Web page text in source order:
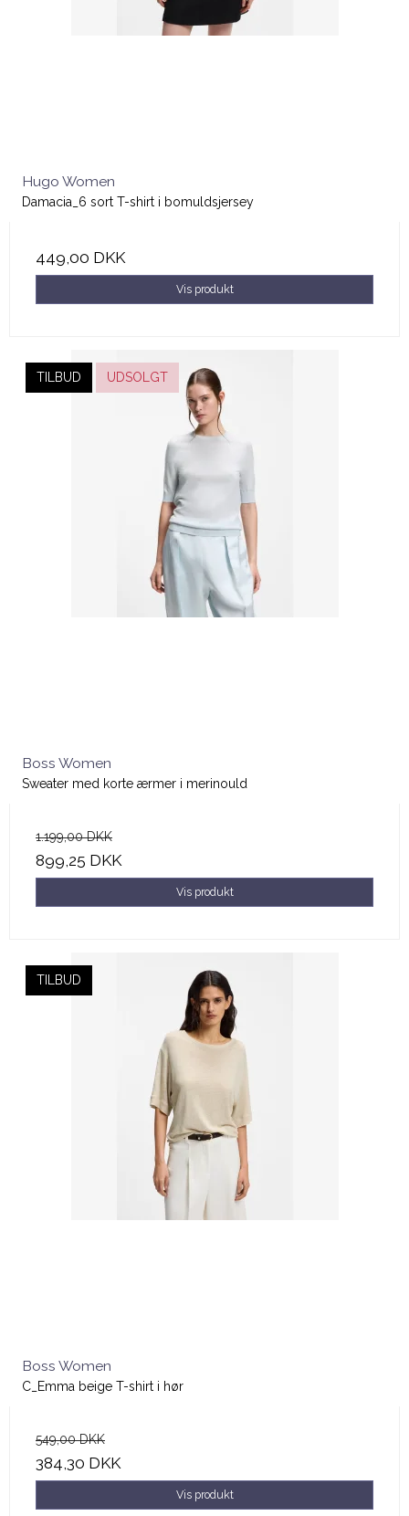
Hugo Women
Damacia_6 sort T-shirt i bomuldsjersey
449,00 DKK
Vis produkt
TILBUD UDSOLGT
Boss Women
Sweater med korte ærmer i merinould
1.199,00 DKK
899,25 DKK
Vis produkt
TILBUD
Boss Women
C_Emma beige T-shirt i hør
549,00 DKK
384,30 DKK
Vis produkt